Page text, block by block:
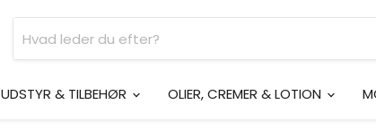
UDSTYR & TILBEHØR OLIER, CREMER & LOTION